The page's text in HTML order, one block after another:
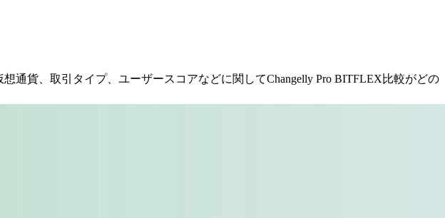
通貨、取引タイプ、ユーザースコアなどに関してChangelly Pro BITFLEX比較がどの